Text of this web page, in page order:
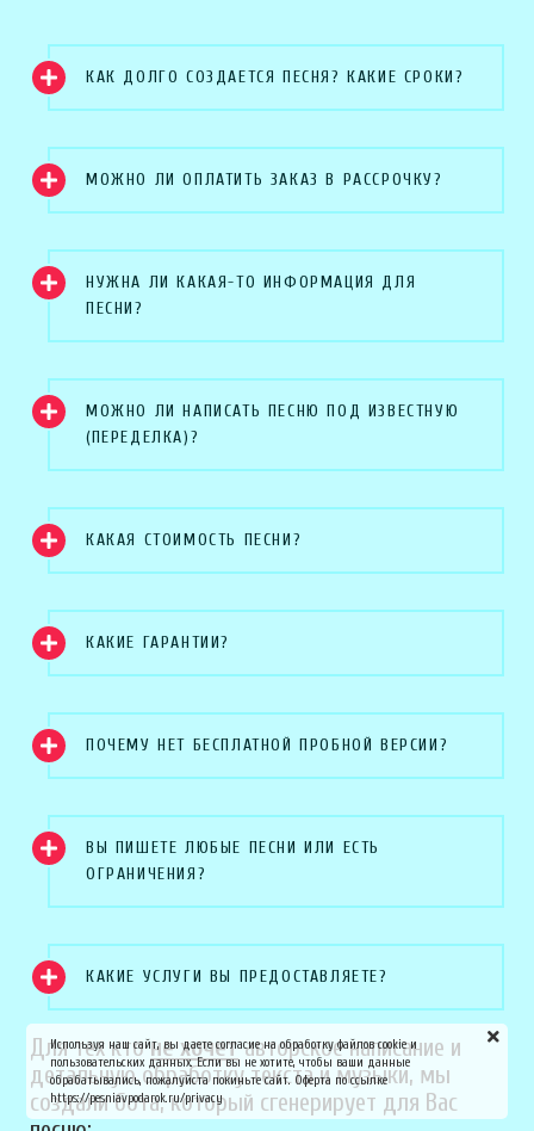
КАК ДОЛГО СОЗДАЕТСЯ ПЕСНЯ? КАКИЕ СРОКИ?
МОЖНО ЛИ ОПЛАТИТЬ ЗАКАЗ В РАССРОЧКУ?
НУЖНА ЛИ КАКАЯ-ТО ИНФОРМАЦИЯ ДЛЯ
ПЕСНИ?
МОЖНО ЛИ НАПИСАТЬ ПЕСНЮ ПОД ИЗВЕСТНУЮ
(ПЕРЕДЕЛКА)?
КАКАЯ СТОИМОСТЬ ПЕСНИ?
КАКИЕ ГАРАНТИИ?
ПОЧЕМУ НЕТ БЕСПЛАТНОЙ ПРОБНОЙ ВЕРСИИ?
ВЫ ПИШЕТЕ ЛЮБЫЕ ПЕСНИ ИЛИ ЕСТЬ
ОГРАНИЧЕНИЯ?
КАКИЕ УСЛУГИ ВЫ ПРЕДОСТАВЛЯЕТЕ?
Для тех ктоне хочетавторское написание и
детальную обработку текста и музыки, мы
создали бота, который сгенерирует для Вас
Используя наш сайт, вы даете согласие на обработку файлов cookie и
пользовательских данных. Если вы не хотите, чтобы ваши данные
обрабатывались, пожалуйста покиньте сайт. Оферта по ссылке
https://pesniavpodarok.ru/privacy